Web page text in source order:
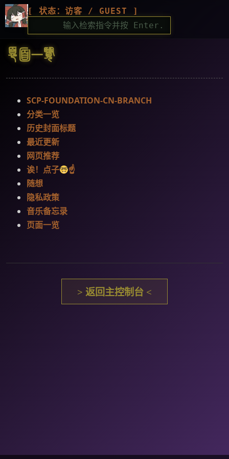
[ 状态：访客 / GUEST ]
页面一览
SCP-FOUNDATION-CN-BRANCH
分类一览
历史封面标题
最近更新
网页推荐
诶！点子
☝
随想
隐私政策
音乐备忘录
页面一览
> 返回主控制台 <